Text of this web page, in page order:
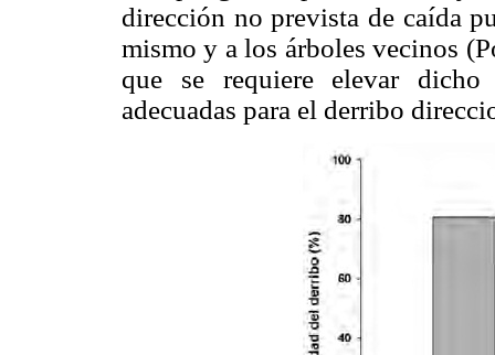
dirección no prevista de caída
mismo y a los árboles vecinos
que se requiere elevar
adecuadas para el derribo